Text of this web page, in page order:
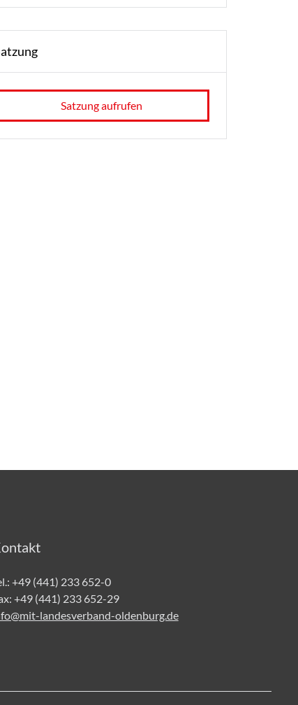
Satzung aufrufen
+49 (441) 233 652-0
+49 (441) 233 652-29
landesverband-oldenburg.de